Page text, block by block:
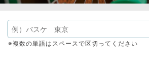
※複数の単語はスペースで区切ってください